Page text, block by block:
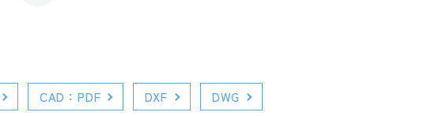
CAD：PDF DXF DWG